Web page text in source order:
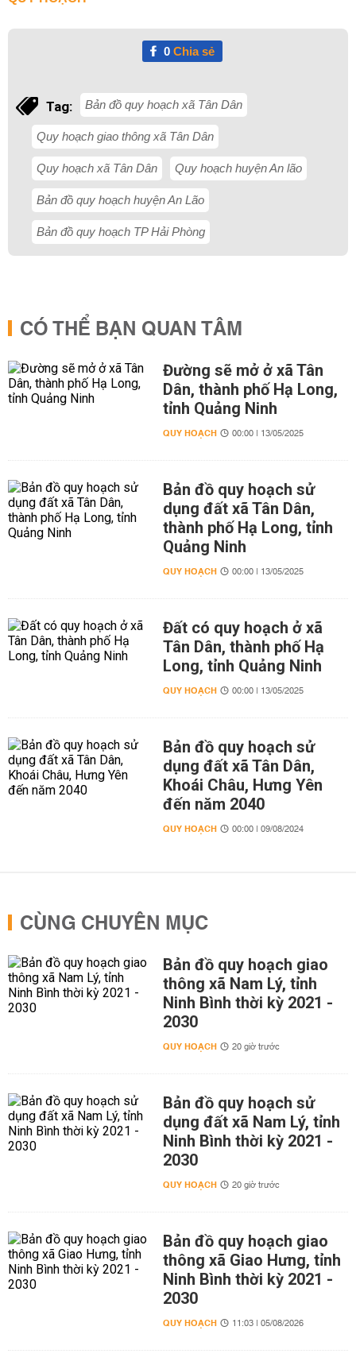
0Chia sẻ
Tag: Bản đồ quy hoạch xã Tân Dân
Quy hoạch giao thông xã Tân Dân
Quy hoạch xã Tân Dân Quy hoạch huyện An lão
Bản đồ quy hoạch huyện An Lão
Bản đồ quy hoạch TP Hải Phòng
CÓ THỂ BẠN QUAN TÂM
Đường sẽ mở ở xã Tân
Dân, thành phố Hạ Long,
tỉnh Quảng Ninh
QUY HOẠCH 00:00 | 13/05/2025
Bản đồ quy hoạch sử
dụng đất xã Tân Dân,
thành phố Hạ Long, tỉnh
Quảng Ninh
QUY HOẠCH 00:00 | 13/05/2025
Đất có quy hoạch ở xã
Tân Dân, thành phố Hạ
Long, tỉnh Quảng Ninh
QUY HOẠCH 00:00 | 13/05/2025
Bản đồ quy hoạch sử
dụng đất xã Tân Dân,
Khoái Châu, Hưng Yên
đến năm 2040
QUY HOẠCH 00:00 | 09/08/2024
CÙNG CHUYÊN MỤC
Bản đồ quy hoạch giao
thông xã Nam Lý, tỉnh
Ninh Bình thời kỳ 2021 -
2030
QUY HOẠCH 20 giờ trước
Bản đồ quy hoạch sử
dụng đất xã Nam Lý, tỉnh
Ninh Bình thời kỳ 2021 -
2030
QUY HOẠCH 20 giờ trước
Bản đồ quy hoạch giao
thông xã Giao Hưng, tỉnh
Ninh Bình thời kỳ 2021 -
2030
QUY HOẠCH 11:03 | 05/08/2026